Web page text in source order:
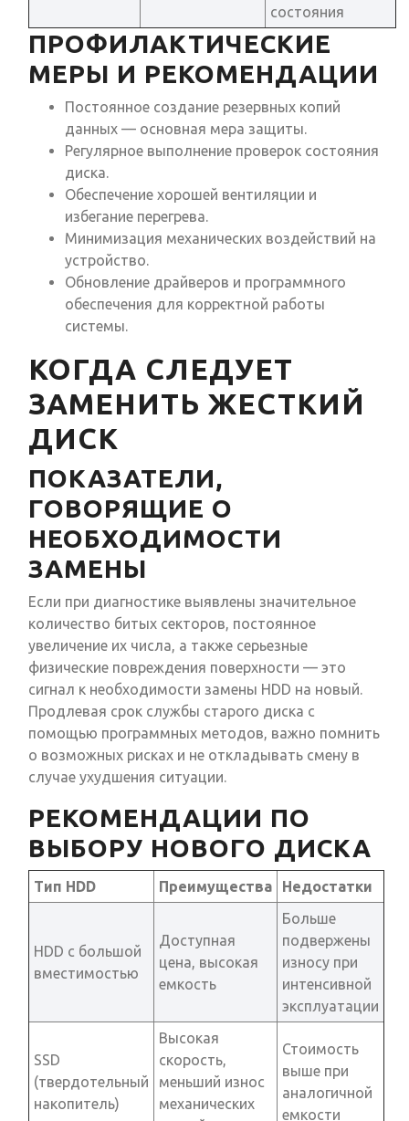
состояния
ПРОФИЛАКТИЧЕСКИЕ
МЕРЫ И РЕКОМЕНДАЦИИ
Постоянное создание резервных копий
данных — основная мера защиты.
Регулярное выполнение проверок состояния
диска.
Обеспечение хорошей вентиляции и
избегание перегрева.
Минимизация механических воздействий на
устройство.
Обновление драйверов и программного
обеспечения для корректной работы
системы.
КОГДА СЛЕДУЕТ
ЗАМЕНИТЬ ЖЕСТКИЙ
ДИСК
ПОКАЗАТЕЛИ,
ГОВОРЯЩИЕ О
НЕОБХОДИМОСТИ
ЗАМЕНЫ
Если при диагностике выявлены значительное
количество битых секторов, постоянное
увеличение их числа, а также серьезные
физические повреждения поверхности — это
сигнал к необходимости замены HDD на новый.
Продлевая срок службы старого диска с
помощью программных методов, важно помнить
о возможных рисках и не откладывать смену в
случае ухудшения ситуации.
РЕКОМЕНДАЦИИ ПО
ВЫБОРУ НОВОГО ДИСКА
Тип HDD Преимущества Недостатки
HDD с большой
вместимостью
Доступная
цена, высокая
емкость
Больше
подвержены
износу при
интенсивной
эксплуатации
SSD
(твердотельный
накопитель)
Высокая
скорость,
меньший износ
механических
Стоимость
выше при
аналогичной
емкости